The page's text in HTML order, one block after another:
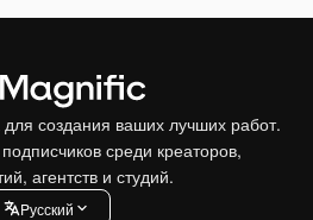
создания ваших лучших работ.
среди креаторов,
агентств и студий.
Pусский